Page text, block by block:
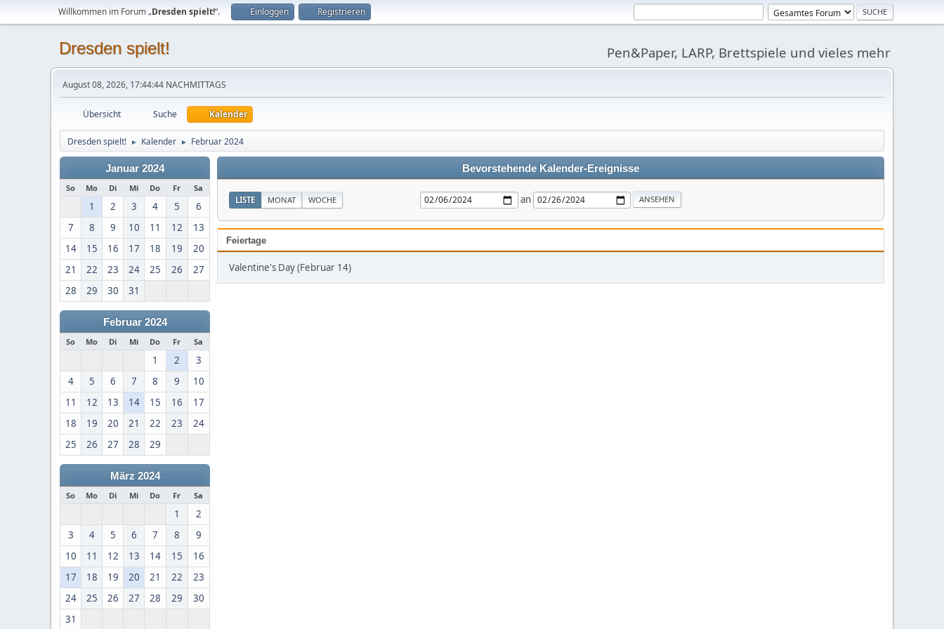
Willkommen im Forum „Dresden spielt!“. Einloggen Registrieren
Dresden spielt! Pen&Paper, LARP, Brettspiele und vieles mehr
August 08, 2026, 17:44:44 NACHMITTAGS
Übersicht Suche Kalender
Dresden spielt! ► Kalender ► Februar 2024
Januar 2024
So Mo Di Mi Do Fr Sa
1 2 3 4 5
6
7
8 9 10 11 12
13
14
15 16 17 18 19
20
21
22 23 24 25 26
27
28
29 30 31
Februar 2024
So Mo Di Mi Do Fr Sa
1 2
3
4
5 6 7 8 9
10
11
12 13 14 15 16
17
18
19 20 21 22 23
24
25
26 27 28 29
März 2024
So Mo Di Mi Do Fr Sa
1
2
3
4 5 6 7 8
9
10
11 12 13 14 15
16
17
18 19 20 21 22
23
24
25 26 27 28 29
30
31
Bevorstehende Kalender-Ereignisse
LISTE MONAT WOCHE an
Feiertage
Valentine's Day (Februar 14)